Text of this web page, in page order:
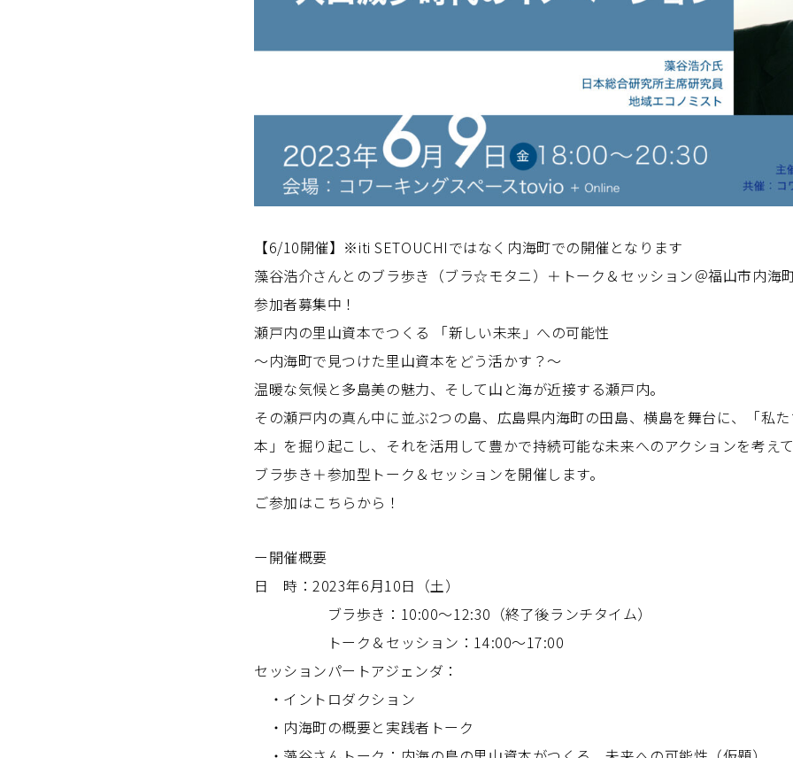
【6/10開催】※iti SETOUCHIではなく内海町での開催となります
藻谷浩介さんとのブラ歩き（ブラ☆モタニ）＋トーク＆セッション＠福山市内海
参加者募集中！
瀬戸内の里山資本でつくる 「新しい未来」への可能性
～内海町で見つけた里山資本をどう活かす？～
温暖な気候と多島美の魅力、そして山と海が近接する瀬戸内。
その瀬戸内の真ん中に並ぶ2つの島、広島県内海町の田島、横島を舞台に、「私
本」を掘り起こし、それを活用して豊かで持続可能な未来へのアクションを考え
ブラ歩き＋参加型トーク＆セッションを開催します。
ご参加はこちらから！
ー開催概要
日 時：2023年6月10日（土）
ブラ歩き：10:00〜12:30（終了後ランチタイム）
トーク＆セッション：14:00～17:00
セッションパートアジェンダ：
・イントロダクション
・内海町の概要と実践者トーク